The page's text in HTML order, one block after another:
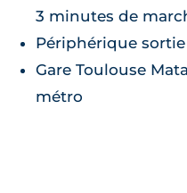
3 minutes de
Périphérique
Gare Toulouse
métro